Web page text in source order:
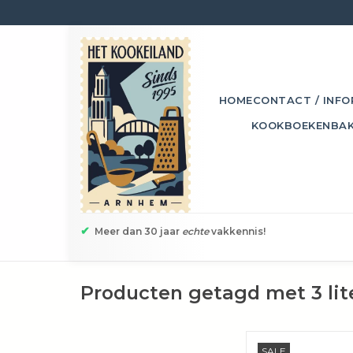
HOMECONTACT /
KOOKBOEKEN
✔ Meer dan 30 jaar echtevakkennis!
Producten getagd met 3